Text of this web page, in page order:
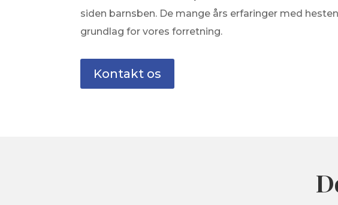
siden barnsben. De mange års erfaringer med
grundlag for vores forretning.
Kontakt os